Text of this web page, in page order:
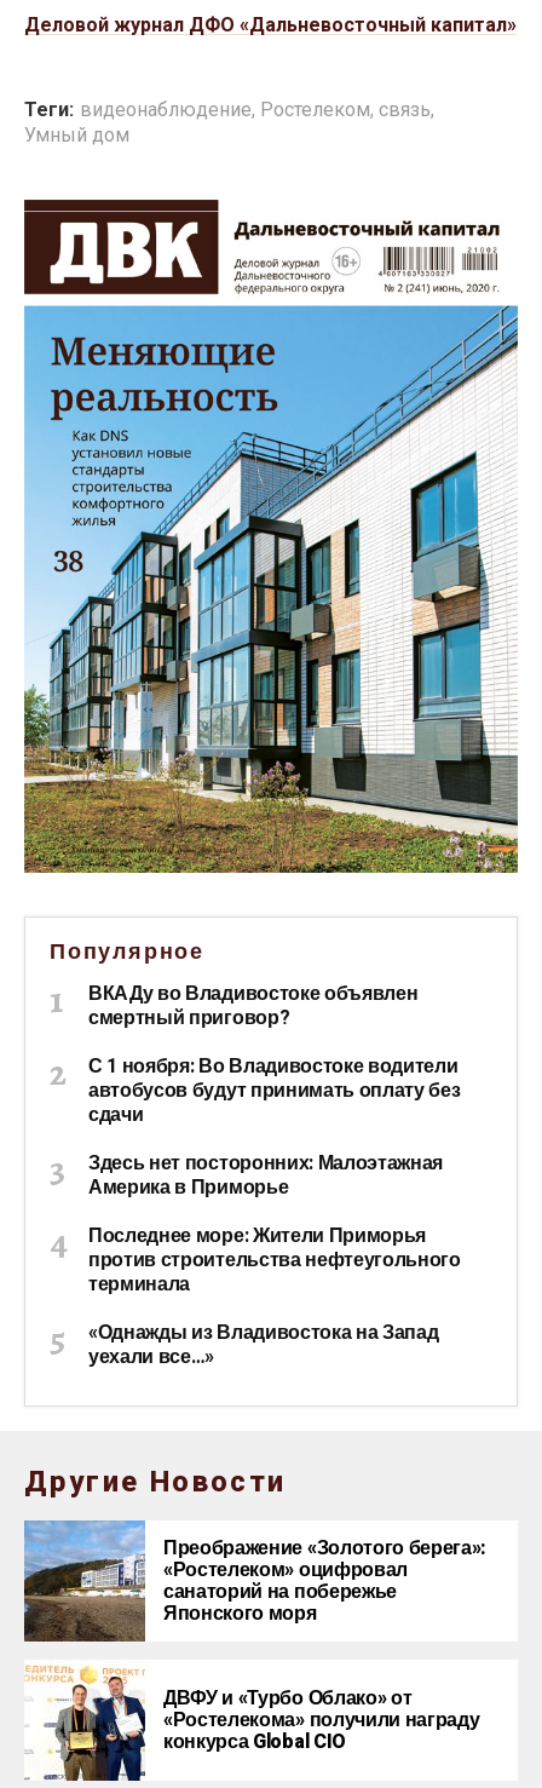
Деловой журнал ДФО «Дальневосточный капитал»
Теги: видеонаблюдение, Ростелеком, связь,
Умный дом
Популярное
ВКАДу во Владивостоке объявлен
смертный приговор?
С 1 ноября: Во Владивостоке водители
автобусов будут принимать оплату без
сдачи
Здесь нет посторонних: Малоэтажная
Америка в Приморье
Последнее море: Жители Приморья
против строительства нефтеугольного
терминала
«Однажды из Владивостока на Запад
уехали все…»
Другие Новости
Преображение «Золотого берега»:
«Ростелеком» оцифровал
санаторий на побережье
Японского моря
ДВФУ и «Турбо Облако» от
«Ростелекома» получили награду
конкурса Global CIO